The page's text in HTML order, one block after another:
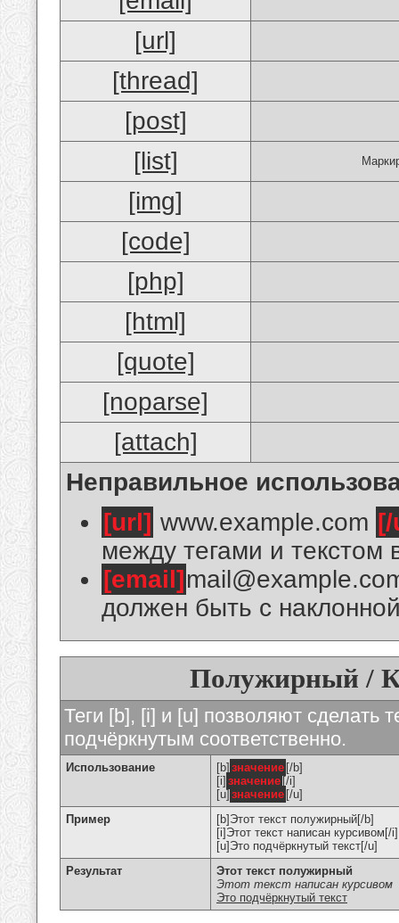
[url]
[thread]
[post]
[list]
[img]
[code]
[php]
[html]
[quote]
[noparse]
[attach]
Неправильное
[url] www.example.com
между тегами и текстом
[email]
должен быть с
Полужирный /
Теги [b], [i] и [u] позволяют сделать
подчёркнутым соответственно.
Использование [b] значение [/b]
[i] значение [/i]
[u] значение [/u]
Пример
[b]Этот текст полужирный[/b]
[i]Этот текст написан курсивом[/i]
[u]Это подчёркнутый текст[/u]
Результат
Этот текст полужирный
Этот текст написан курсивом
Это подчёркнутый текст